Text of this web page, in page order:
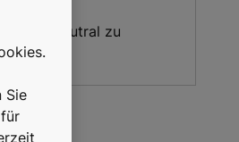
klimaneutral zu
Sie